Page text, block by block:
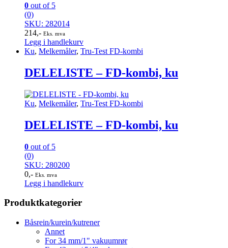
0 out of 5
(0)
SKU: 282014
214,- Eks. mva
Legg i handlekurv
Ku, Melkemåler, Tru-Test FD-kombi
DELELISTE – FD-kombi, ku
Ku, Melkemåler, Tru-Test FD-kombi
DELELISTE – FD-kombi, ku
0 out of 5
(0)
SKU: 280200
0,- Eks. mva
Legg i handlekurv
Produktkategorier
Båsrein/kurein/kutrener
Annet
For 34 mm/1" vakuumrør